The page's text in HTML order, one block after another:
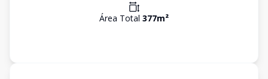
Área Total 377m²